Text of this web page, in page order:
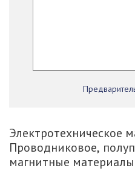
Электротехническое
Проводниковое,
магнитные материалы